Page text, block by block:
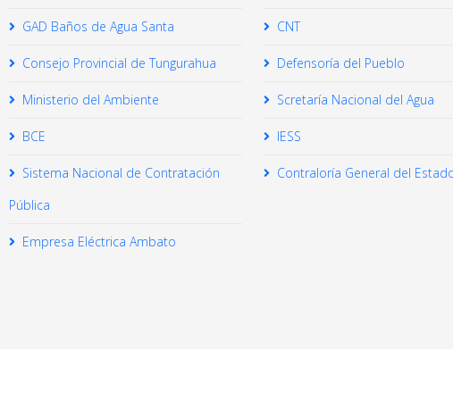
GAD Baños de Agua Santa
Consejo Provincial de Tungurahua
Ministerio del Ambiente
BCE
Sistema Nacional de Contratación
Pública
Empresa Eléctrica Ambato
CNT
Defensoría del Pueblo
Scretaría Nacional del Agua
IESS
Contraloría General del